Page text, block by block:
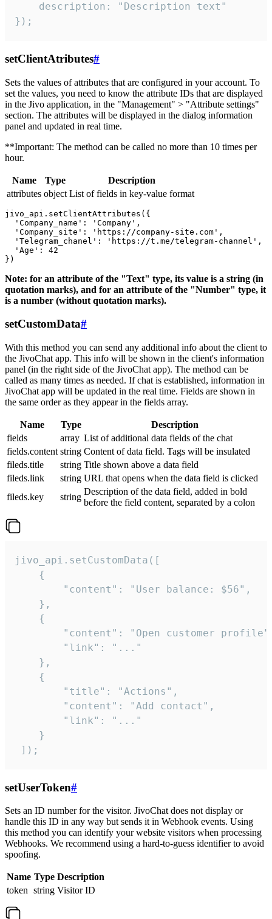
    description: "Description text"
});
setClientAtributes#
Sets the values ​​of attributes that are configured in your account. To
set the values, you need to know the attribute IDs that are displayed
in the Jivo application, in the "Management" > "Attribute settings"
section. The attributes will be displayed in the dialog information
panel and updated in real time.
**Important: The method can be called no more than 10 times per
hour.
Name Type
Description
attributes object List of fields in key-value format
jivo_api.setClientAttributes({
  'Company_name': 'Company',
  'Company_site': 'https://company-site.com',
  'Telegram_chanel': 'https://t.me/telegram-channel',
  'Age': 42
Note: for an attribute of the "Text" type, its value is a string (in
quotation marks), and for an attribute of the "Number" type, it
is a number (without quotation marks).
setCustomData#
With this method you can send any additional info about the client to
the JivoChat app. This info will be shown in the client's information
panel (in the right side of the JivoChat app). The method can be
called as many times as needed. If chat is established, information in
JivoChat app will be updated in the real time. Fields are shown in
the same order as they appear in the fields array.
Name Type
Description
fields
array List of additional data fields of the chat
fields.content string Content of data field. Tags will be insulated
fileds.title
string Title shown above a data field
fileds.link
string URL that opens when the data field is clicked
fileds.key
string
Description of the data field, added in bold
before the field content, separated by a colon
jivo_api.setCustomData([
    {
        "content": "User balance: $56",
    },
    {
"content": "Open customer
        "link": "..."
    },
    {
        "title": "Actions",
        "content": "Add contact",
        "link": "..."
    }
]);
setUserToken#
Sets an ID number for the visitor. JivoChat does not display or
handle this ID in any way but sends it in Webhook events. Using
this method you can identify your website visitors when processing
Webhooks. We recommend using a hard-to-guess identifier to avoid
spoofing.
Name Type Description
token string Visitor ID